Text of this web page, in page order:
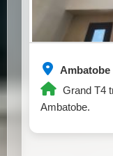
Ambatobe
Grand T4
Ambatobe.